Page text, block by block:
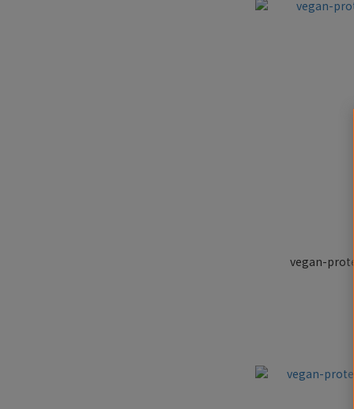
vegan-